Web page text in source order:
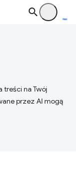
treści na Twój
przez AI mogą